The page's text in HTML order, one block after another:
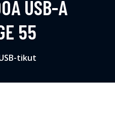
USB-A
55
tikut